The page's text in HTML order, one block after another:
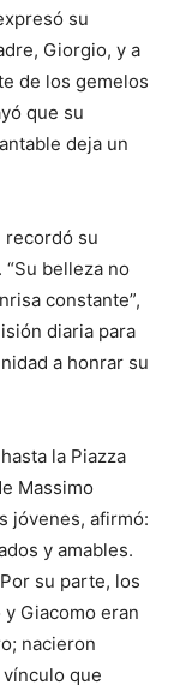
su
Giorgio, y a
de los gemelos
que su
deja un
recordó su
belleza no
constante”,
diaria para
a honrar su
la Piazza
Massimo
jóvenes, afirmó:
y amables.
su parte, los
Giacomo eran
nacieron
que